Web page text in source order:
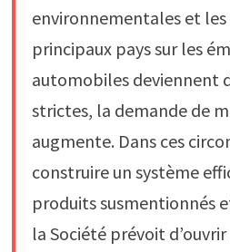
environnementales et
principaux pays sur les
automobiles deviennent
strictes, la demande de
augmente. Dans ces
construire un système
produits susmentionnés
la Société prévoit